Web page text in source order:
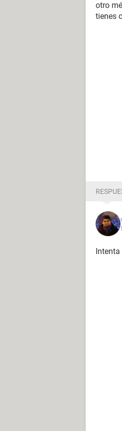
otro
tienes
Intenta